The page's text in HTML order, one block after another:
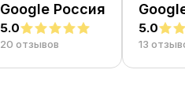
Google Россия
5.0
20 отзывов
5.0
13